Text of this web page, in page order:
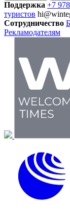
Поддержка +7
туристов
Сотрудничество
Рекламодателям